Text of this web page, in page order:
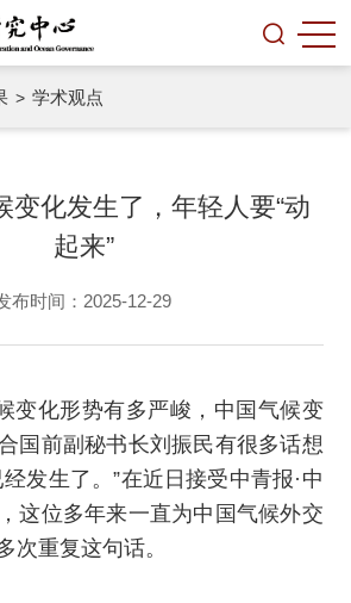
> 学术观点
变化发生了，年轻人要“动
起来”
布时间：2025-12-29
变化形势有多严峻，中国气候变
国前副秘书长刘振民有很多话想
发生了。”在近日接受中青报·中
这位多年来一直为中国气候外交
次重复这句话。